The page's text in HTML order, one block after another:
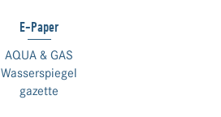
E-Paper
AQUA & GAS
Wasserspiegel
gazette